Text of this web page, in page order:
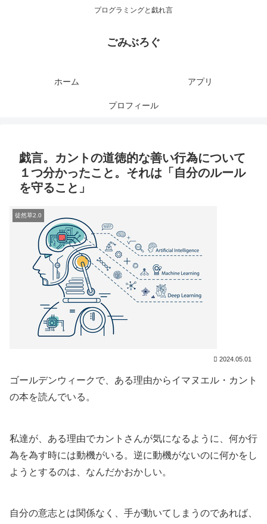
プログラミングと戯れ言
ごみぶろぐ
ホーム アプリ
プロフィール
戯言。カントの道徳的な善い行為について
１つ分かったこと。それは「自分のルール
を守ること」
徒然草2.0
2024.05.01
ゴールデンウィークで、ある理由からイマヌエル・カント
の本を読んでいる。
私達が、ある理由でカントさんが気になるように、何か行
為を為す時には動機がいる。逆に動機がないのに何かをし
ようとするのは、なんだかおかしい。
自分の意志とは関係なく、手が動いてしまうのであれば、